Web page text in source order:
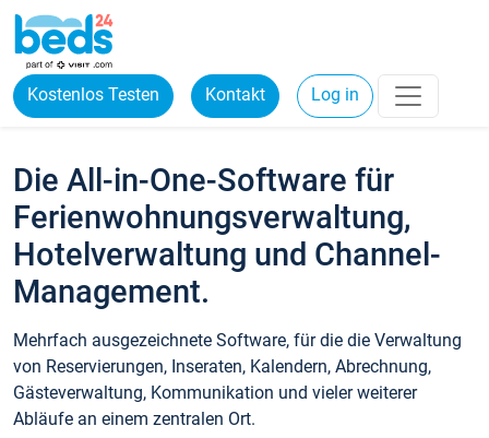
Kostenlos Testen Kontakt Log in
Die All-in-One-Software für
Ferienwohnungsverwaltung,
Hotelverwaltung und Channel-
Management.
Mehrfach ausgezeichnete Software, für die die Verwaltung
von Reservierungen, Inseraten, Kalendern, Abrechnung,
Gästeverwaltung, Kommunikation und vieler weiterer
Abläufe an einem zentralen Ort.